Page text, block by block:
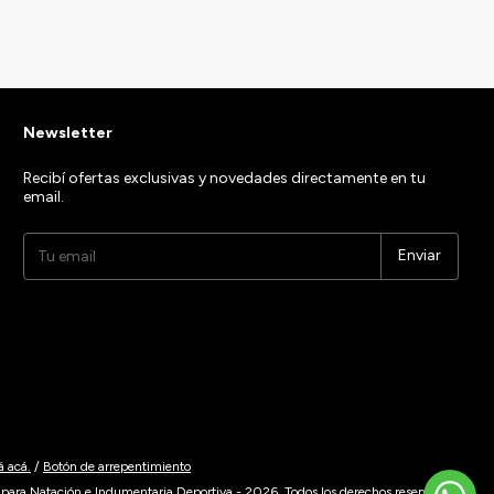
Newsletter
Recibí ofertas exclusivas y novedades directamente en tu
email.
acá. / Botón de arrepentimiento